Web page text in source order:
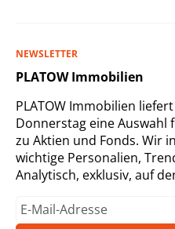
NEWSLETTER
PLATOW Immobilien
PLATOW Immobilien
Donnerstag eine Auswahl
zu Aktien und Fonds. Wir
wichtige Personalien,
Analytisch, exklusiv, auf